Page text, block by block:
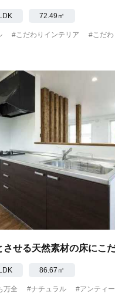
72.49㎡
#こだわりインテリア
#こだ
させる天然素材の床にこ
86.67㎡
万全 #ナチュラル
#アンティ